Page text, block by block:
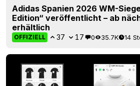
Adidas Spanien 2026 WM-
Edition“ veröffentlicht – ab
erhältlich
OFFIZIELL 37 17 0 35.7K 14